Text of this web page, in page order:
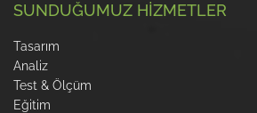
SUNDUĞUMUZ HİZMETLER
Tasarım
Analiz
Test & Ölçüm
Eğitim